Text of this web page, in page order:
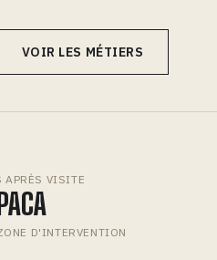
VOIR LES MÉTIERS
APRÈS VISITE
PACA
D'INTERVENTION